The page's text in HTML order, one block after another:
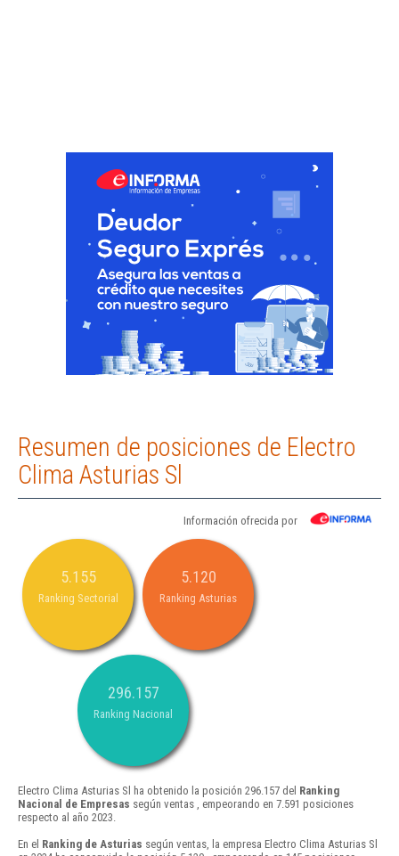
Resumen de posiciones de Electro
Clima Asturias Sl
Información ofrecida por
5.155
Ranking Sectorial
5.120
Ranking Asturias
296.157
Ranking Nacional
Electro Clima Asturias Sl ha obtenido la posición 296.157 del Ranking
Nacional de Empresas según ventas , empeorando en 7.591 posiciones
respecto al año 2023.
En el Ranking de Asturias según ventas, la empresa Electro Clima Asturias Sl